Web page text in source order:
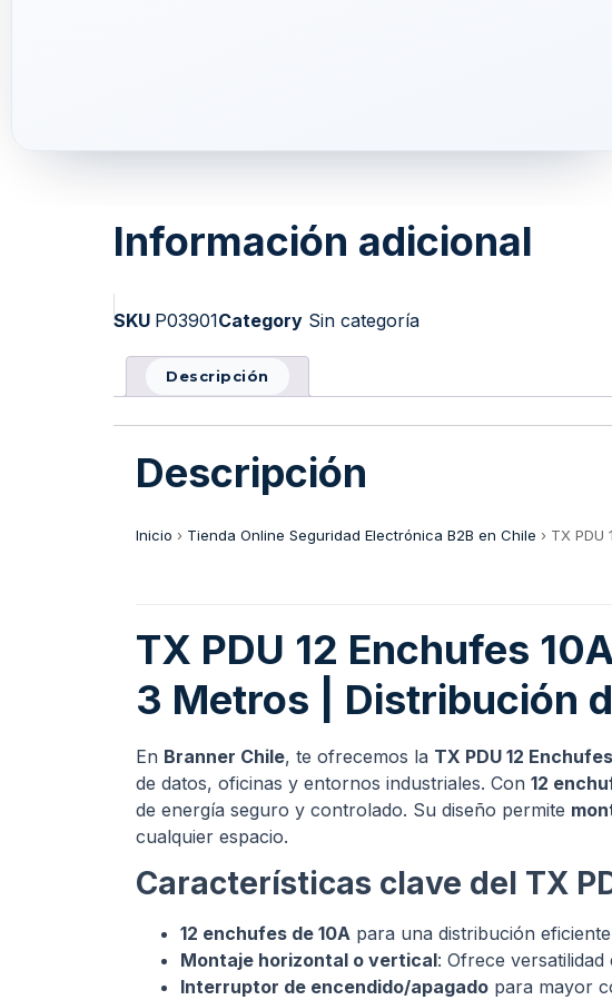
Información adicional
SKU P03901Category Sin categoría
Descripción
Descripción
Inicio › Tienda Online Seguridad Electrónica B2B en Chile › TX PDU
TX PDU 12 Enchufes
3 Metros | Distribución
En Branner Chile, te ofrecemos la TX PDU 12
de datos, oficinas y entornos industriales. Con 12
de energía seguro y controlado. Su diseño permite
cualquier espacio.
Características clave del TX
12 enchufes de 10A para una distribución
Montaje horizontal o vertical: Ofrece versatilidad
Interruptor de encendido/apagado para mayor